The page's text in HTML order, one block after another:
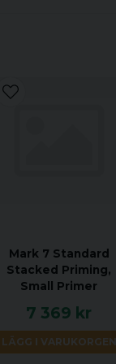
Mark 7 Standard
Stacked Priming,
Small Primer
7 369 kr
LÄGG I VARUKORGEN